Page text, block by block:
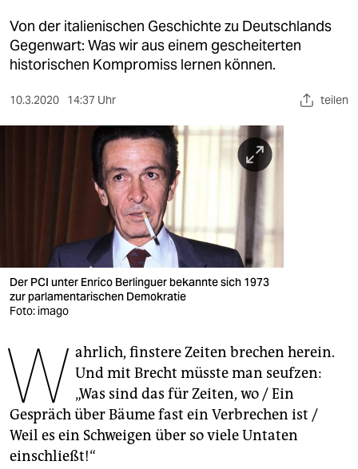
kultur
sport
berlin
nord
wahrheit
veranstaltungen
shop
unterstützen
abo
genossenschaft
epaper login
Von der italienischen Geschichte zu Deutschlands
Gegenwart: Was wir aus einem gescheiterten
historischen Kompromiss lernen können.
10.3.2020 14:37 Uhr teilen
Der PCI unter Enrico Berlinguer bekannte sich 1973
zur parlamentarischen Demokratie
Foto: imago
W ahrlich, finstere Zeiten brechen herein.
Und mit Brecht müsste man seufzen:
„Was sind das für Zeiten, wo / Ein
Gespräch über Bäume fast ein Verbrechen ist /
Weil es ein Schweigen über so viele Untaten
einschließt!“